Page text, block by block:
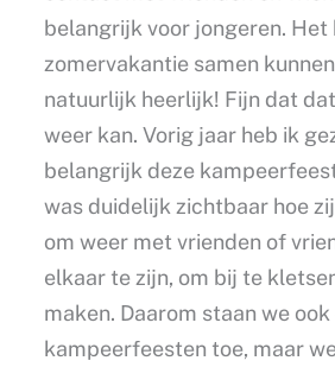
belangrijk voor jongeren. Het
zomervakantie samen
natuurlijk heerlijk! Fijn dat
weer kan. Vorig jaar heb ik
belangrijk deze
was duidelijk zichtbaar hoe
om weer met vrienden of
elkaar te zijn, om bij te
maken. Daarom staan we
kampeerfeesten toe, maar